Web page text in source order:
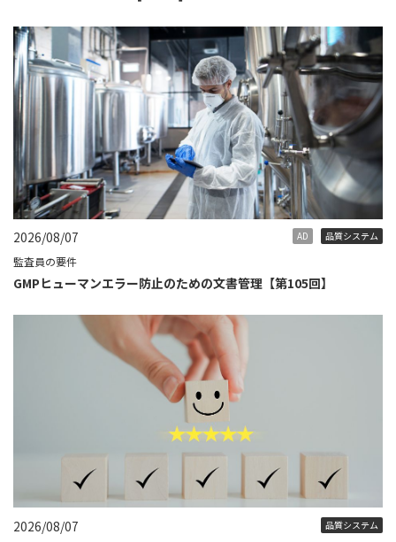
2026/08/07 AD 品質システム
監査員の要件
GMPヒューマンエラー防止のための文書管理【第105回】
2026/08/07 品質システム